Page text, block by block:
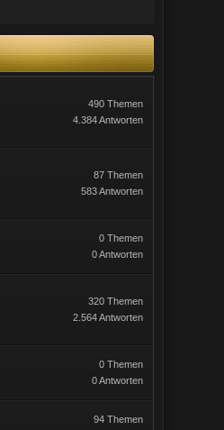
490 Themen
4.384 Antworten
87 Themen
583 Antworten
0 Themen
0 Antworten
320 Themen
2.564 Antworten
0 Themen
0 Antworten
94 Themen